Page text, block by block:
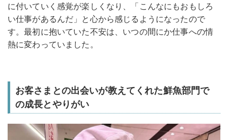
に付いていく感覚が楽しくなり、「こんなにもおもしろ
い仕事があるんだ」と心から感じるようになったので
す。最初に抱いていた不安は、いつの間にか仕事への情
熱に変わっていました。
お客さまとの出会いが教えてくれた鮮魚部門で
の成長とやりがい